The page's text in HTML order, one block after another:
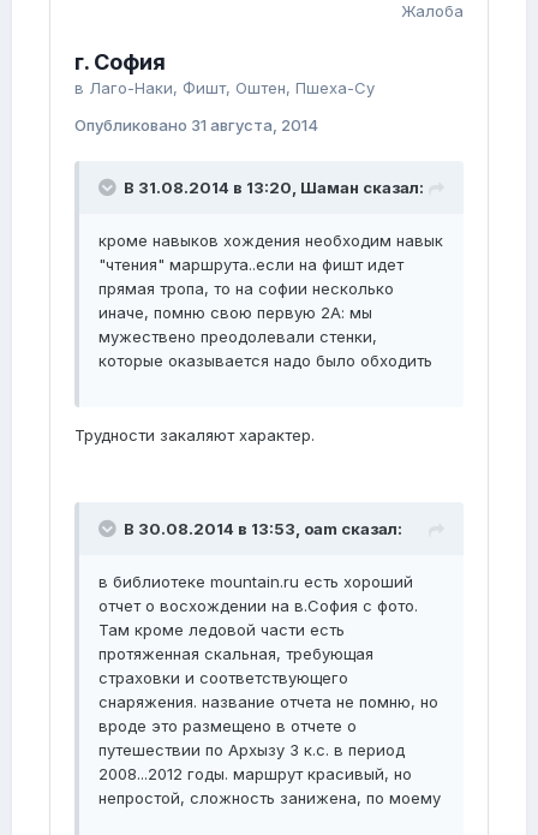
Жалоба
г. София
в Лаго-Наки, Фишт, Оштен, Пшеха-Су
Опубликовано 31 августа, 2014
В 31.08.2014 в 13:20, Шаман сказал:
кроме навыков хождения необходим навык
"чтения" маршрута..если на фишт идет
прямая тропа, то на софии несколько
иначе, помню свою первую 2А: мы
мужествено преодолевали стенки,
которые оказывается надо было обходить
Трудности закаляют характер.
В 30.08.2014 в 13:53, oam сказал:
в библиотеке mountain.ru есть хороший
отчет о восхождении на в.София с фото.
Там кроме ледовой части есть
протяженная скальная, требующая
страховки и соответствующего
снаряжения. название отчета не помню, но
вроде это размещено в отчете о
путешествии по Архызу 3 к.с. в период
2008...2012 годы. маршрут красивый, но
непростой, сложность занижена, по моему